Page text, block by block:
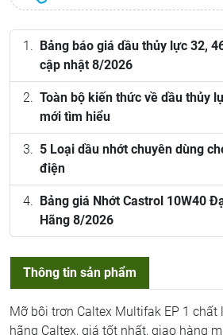
Bảng báo giá dầu thủy lực 32,
cập nhật 8/2026
Toàn bộ kiến thức về dầu thủy
mới tìm hiểu
5 Loại dầu nhớt chuyên dùng
điện
Bảng giá Nhớt Castrol 10W40
Hãng 8/2026
Thông tin sản phẩm
Mỡ bôi trơn Caltex Multifak EP 1 chất
hãng Caltex, giá tốt nhất, giao hàng